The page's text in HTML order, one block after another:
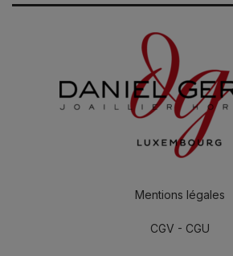
Mentions légales
CGV - CGU